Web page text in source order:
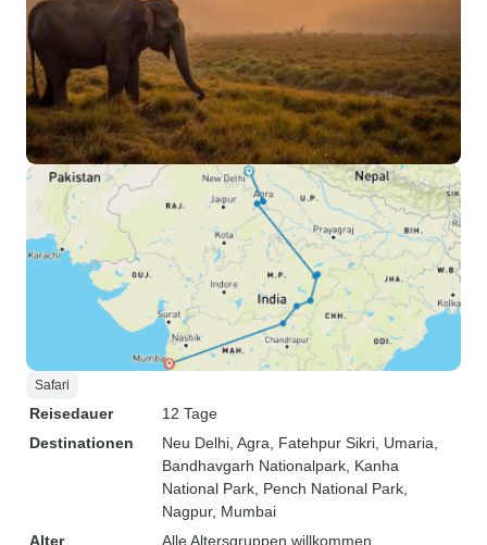
Safari
Reisedauer
12 Tage
Destinationen
Neu Delhi , Agra , Fatehpur Sikri , Umaria
Bandhavgarh Nationalpark , Kanha
National Park , Pench National Park
Nagpur, Mumbai
Alter
Alle Altersgruppen willkommen